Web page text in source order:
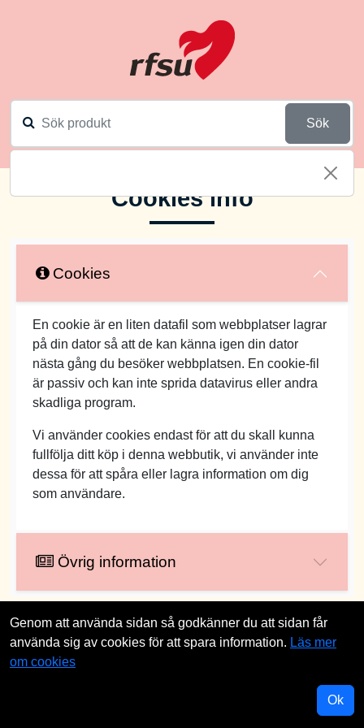
Sök
Cookies info
Cookies
En cookie är en liten datafil som webbplatser lagrar
på din dator så att de kan känna igen din dator
nästa gång du besöker webbplatsen. En cookie-fil
är passiv och kan inte sprida datavirus eller andra
skadliga program.
Vi använder cookies endast för att du skall kunna
fullfölja ditt köp i denna webbutik, vi använder inte
dessa för att spåra eller lagra information om dig
som användare.
Övrig information
Genom att använda sidan så godkänner du att sidan får
använda sig av cookies för att spara information. Läs mer
om cookies
Ok